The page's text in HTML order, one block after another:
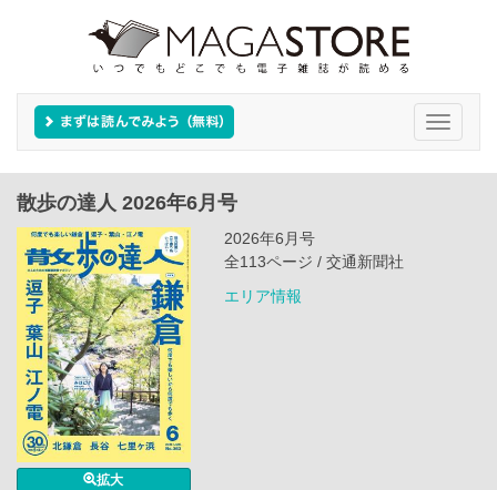
Toggle
散歩の達人 2026年6月号
拡大
2026年6月号
全113ページ / 交通新聞社
エリア情報